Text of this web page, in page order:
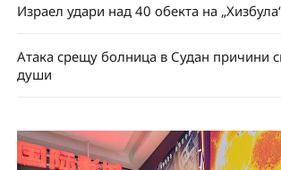
Израел удари над 40 обекта на
Атака срещу болница в Судан причини
души